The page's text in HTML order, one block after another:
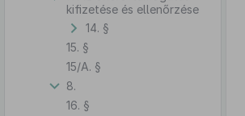
kifizetése és ellenőrzése
14. §
15. §
15/A. §
8.
16. §